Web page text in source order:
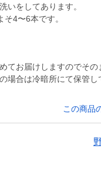
いをしてあります。
4〜6本です。
てお届けしますのでその
場合は冷暗所にて保管し
この商品